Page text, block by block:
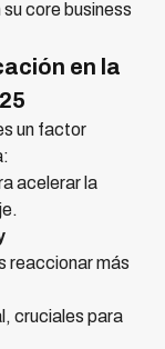
core business
en la
un factor
acelerar la
reaccionar más
cruciales para